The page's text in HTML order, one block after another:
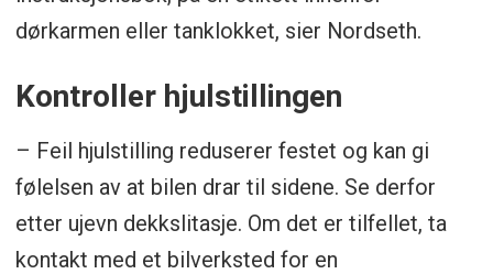
dørkarmen eller tanklokket, sier Nordseth.
Kontroller hjulstillingen
– Feil hjulstilling reduserer festet og kan gi
følelsen av at bilen drar til sidene. Se derfor
etter ujevn dekkslitasje. Om det er tilfellet, ta
kontakt med et bilverksted for en